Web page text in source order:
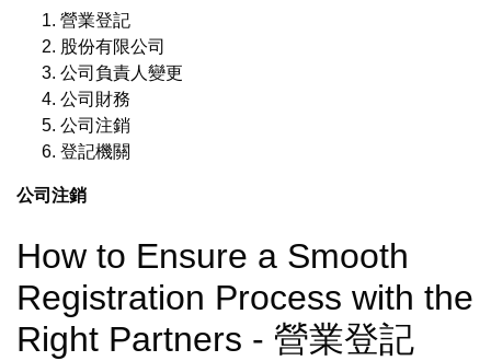
營業登記
股份有限公司
公司負責人變更
公司財務
公司注銷
登記機關
公司注銷
How to Ensure a Smooth
Registration Process with the
Right Partners - 營業登記